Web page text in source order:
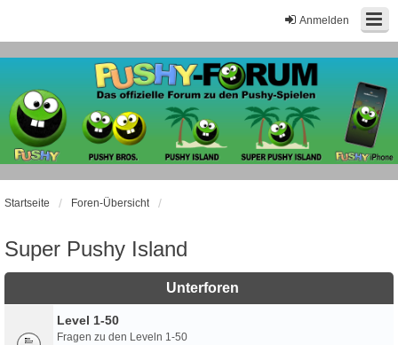
Anmelden
Startseite Foren-Übersicht
Super Pushy Island
Unterforen
Level 1-50
Fragen zu den Leveln 1-50